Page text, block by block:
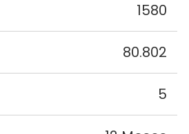
1580
80.802
5